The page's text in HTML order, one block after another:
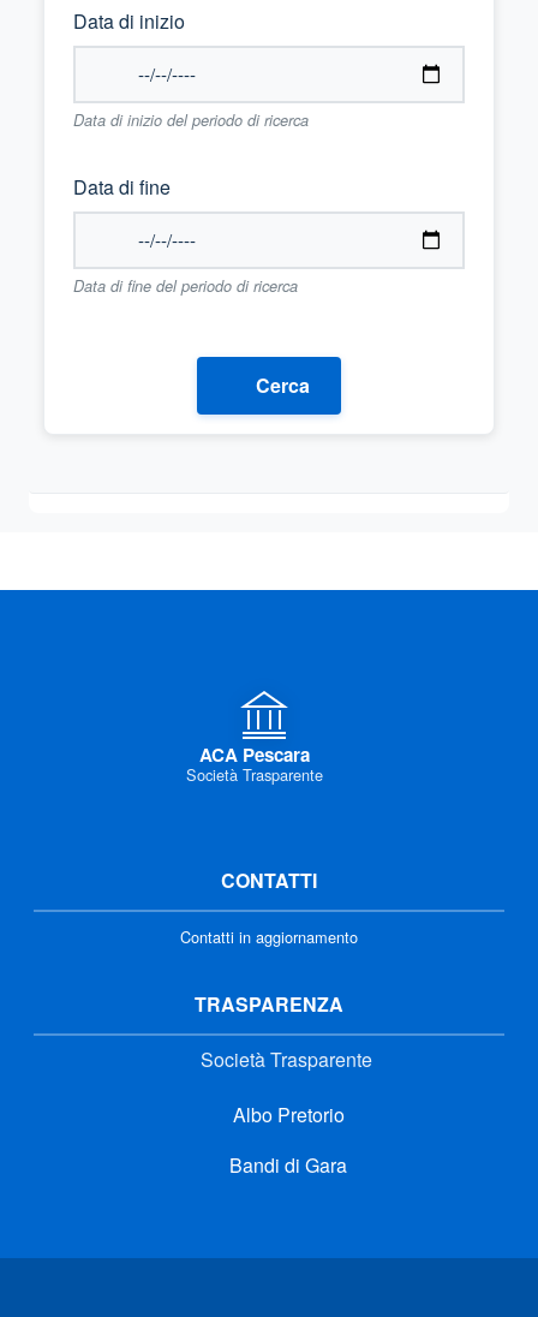
Data di inizio
Data di inizio del periodo di ricerca
Data di fine
Data di fine del periodo di ricerca
Cerca
ACA Pescara
Società Trasparente
CONTATTI
Contatti in aggiornamento
TRASPARENZA
Società Trasparente
Albo Pretorio
Bandi di Gara